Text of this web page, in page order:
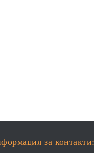
за контакти: